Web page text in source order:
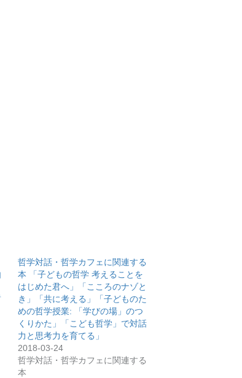
哲学対話・哲学カフェに関連する
本 「子どもの哲学 考えることを
はじめた君へ」「こころのナゾと
き」「共に考える」「子どものた
めの哲学授業: 「学びの場」のつ
くりかた」「こども哲学」で対話
力と思考力を育てる」
2018-03-24
哲学対話・哲学カフェに関連する
本